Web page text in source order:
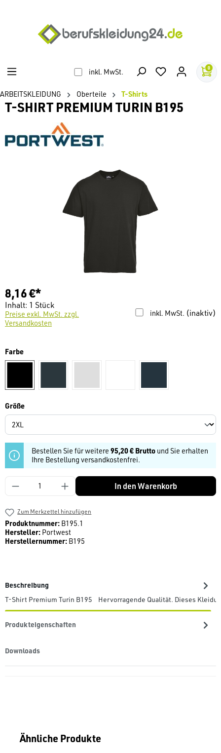
inkl. MwSt. 0
ARBEITSKLEIDUNG Oberteile T-Shirts
T-SHIRT PREMIUM TURIN B195
8,16 €*
Inhalt: 1 Stück
inkl. MwSt. (inaktiv)
Preise exkl. MwSt. zzgl.
Versandkosten
Farbeauswählen
Größeauswählen
Bestellen Sie für weitere 95,20 € Brutto und Sie erhalten
Ihre Bestellung versandkostenfrei.
Produkt Anzahl: Gib den gewünschten Wert
In den Warenkorb
Zum Merkzettel hinzufügen
Produktnummer: B195.1
Hersteller: Portwest
Herstellernummer: B195
Beschreibung
T-Shirt Premium Turin B195 Hervorragende Qualität. Dieses
Produkteigenschaften
Downloads
Produktgalerie überspringen
Ähnliche Produkte